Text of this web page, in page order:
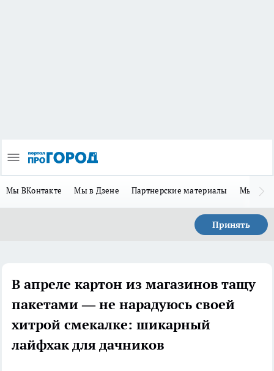
Мы ВКонтакте Мы в Дзене Партнерские материалы Мы в
Принять
В апреле картон из магазинов тащу
пакетами — не нарадуюсь своей
хитрой смекалке: шикарный
лайфхак для дачников